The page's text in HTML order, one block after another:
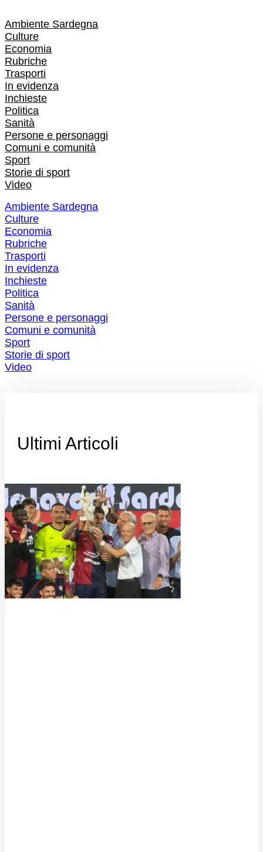
Ambiente Sardegna
Culture
Economia
Rubriche
Trasporti
In evidenza
Inchieste
Politica
Sanità
Persone e personaggi
Comuni e comunità
Sport
Storie di sport
Video
Ambiente Sardegna
Culture
Economia
Rubriche
Trasporti
In evidenza
Inchieste
Politica
Sanità
Persone e personaggi
Comuni e comunità
Sport
Storie di sport
Video
Ultimi Articoli